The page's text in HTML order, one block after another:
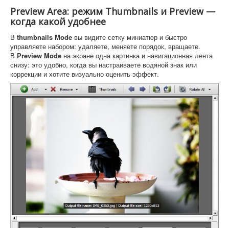
Preview Area: режим Thumbnails и Preview —
когда какой удобнее
В thumbnails Mode вы видите сетку миниатюр и быстро
управляете набором: удаляете, меняете порядок, вращаете.
В Preview Mode на экране одна картинка и навигационная лента
снизу: это удобно, когда вы настраиваете водяной знак или
коррекции и хотите визуально оценить эффект.